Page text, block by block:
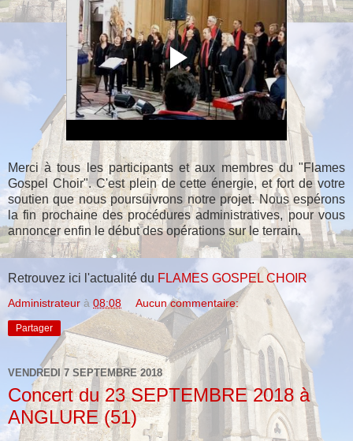
Merci à tous les participants et aux membres du "Flames
Gospel Choir". C'est plein de cette énergie, et fort de votre
soutien que nous poursuivrons notre projet. Nous espérons
la fin prochaine des procédures administratives, pour vous
annoncer enfin le début des opérations sur le terrain.
Retrouvez ici l'actualité du FLAMES GOSPEL CHOIR
Administrateur à 08:08 Aucun commentaire:
Partager
VENDREDI 7 SEPTEMBRE 2018
Concert du 23 SEPTEMBRE 2018 à
ANGLURE (51)